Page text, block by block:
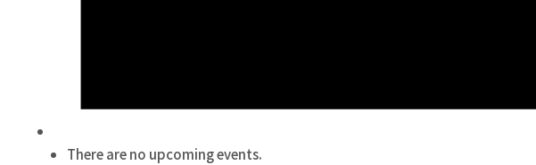
There are no upcoming events.